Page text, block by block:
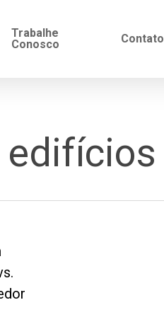
Trabalhe
Conosco
Contato
edifícios